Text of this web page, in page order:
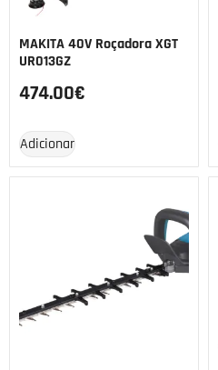
MAKITA 40V Roçadora XGT
UR013GZ
474.00€
Adicionar